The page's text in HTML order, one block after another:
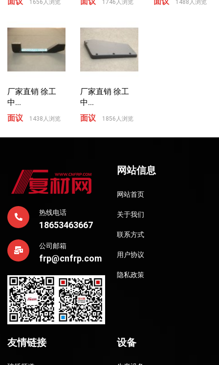
1656人浏览 1746人浏览 1488人浏览
厂家直销 徐工
中...
面议
1438人浏览
厂家直销 徐工
中...
面议
1856人浏览
热线电话
18653463667
公司邮箱
frp@cnfrp.com
网站信息
网站首页
关于我们
联系方式
用户协议
隐私政策
友情链接 设备